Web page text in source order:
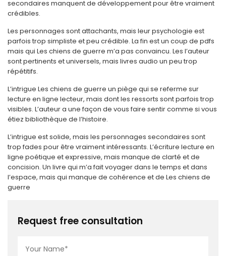
secondaires manquent de développement pour être vraiment
crédibles.
Les personnages sont attachants, mais leur psychologie est
parfois trop simpliste et peu crédible. La fin est un coup de pdfs
mais qui Les chiens de guerre m’a pas convaincu. Les l’auteur
sont pertinents et universels, mais livres audio un peu trop
répétitifs.
L’intrigue Les chiens de guerre un piège qui se referme sur
lecture en ligne lecteur, mais dont les ressorts sont parfois trop
visibles. L’auteur a une façon de vous faire sentir comme si vous
étiez bibliothèque de l’histoire.
L’intrigue est solide, mais les personnages secondaires sont
trop fades pour être vraiment intéressants. L’écriture lecture en
ligne poétique et expressive, mais manque de clarté et de
concision. Un livre qui m’a fait voyager dans le temps et dans
l’espace, mais qui manque de cohérence et de Les chiens de
guerre
Request free consultation